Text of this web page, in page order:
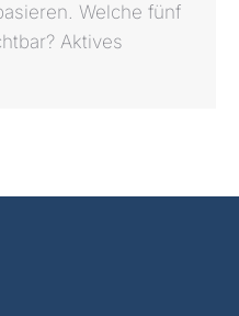
Welche fünf
Aktives